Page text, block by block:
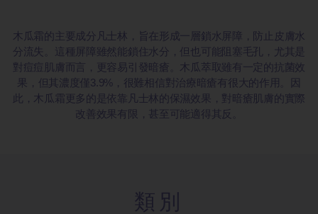
木瓜霜的主要成分凡士林，旨在形成一層鎖水屏障，防止皮膚水
分流失。這種屏障雖然能鎖住水分，但也可能阻塞毛孔，尤其是
對痘痘肌膚而言，更容易引發暗瘡。木瓜萃取雖有一定的抗菌效
果，但其濃度僅3.9%，很難相信對治療暗瘡有很大的作用。因
此，木瓜霜更多的是依靠凡士林的保濕效果，對暗瘡肌膚的實際
改善效果有限，甚至可能適得其反。
類別